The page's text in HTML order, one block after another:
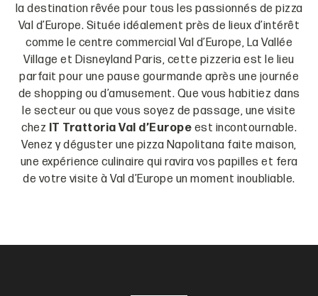
la destination rêvée pour tous les passionnés de pizza
Val d’Europe. Située idéalement près de lieux d’intérêt
comme le centre commercial Val d’Europe, La Vallée
Village et Disneyland Paris, cette pizzeria est le lieu
parfait pour une pause gourmande après une journée
de shopping ou d’amusement. Que vous habitiez dans
le secteur ou que vous soyez de passage, une visite
chez IT Trattoria Val d’Europe est incontournable.
Venez y déguster une pizza Napolitana faite maison,
une expérience culinaire qui ravira vos papilles et fera
de votre visite à Val d’Europe un moment inoubliable.